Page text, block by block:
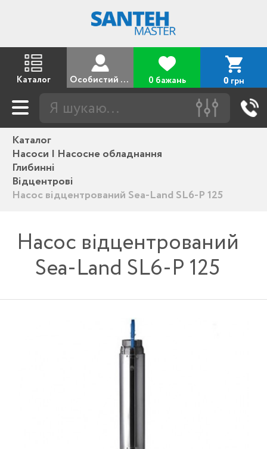
Каталог Особистий кабінет 0 бажань 0 грн
Каталог
Насоси | Насосне обладнання
Глибинні
Відцентрові
Насос відцентрований Sea-Land SL6-P 125
Насос відцентрований
Sea-Land SL6-P 125